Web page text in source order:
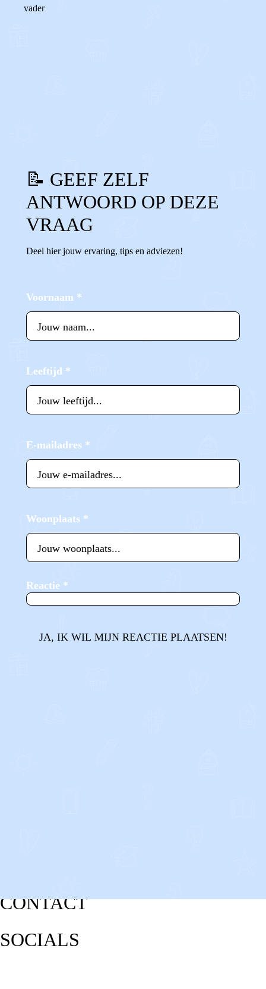
vader
📝 GEEF ZELF
ANTWOORD OP DEZE
VRAAG
Deel hier jouw ervaring, tips en adviezen!
Voornaam *
Leeftijd *
E-mailadres *
Woonplaats *
Reactie *
JA, IK WIL MIJN REACTIE PLAATSEN!
CONTACT
SOCIALS